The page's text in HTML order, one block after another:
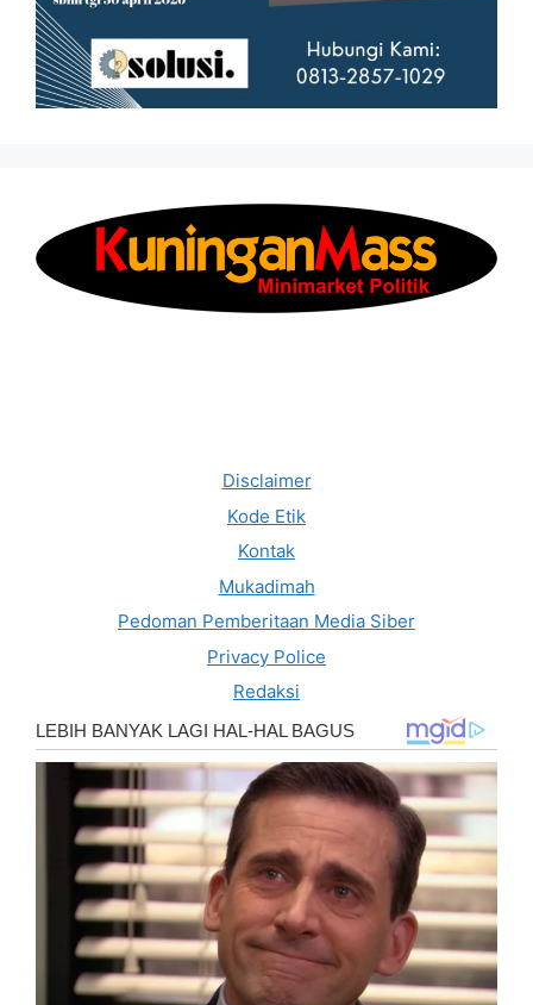
Disclaimer
Kode Etik
Kontak
Mukadimah
Pedoman Pemberitaan Media Siber
Privacy Police
Redaksi